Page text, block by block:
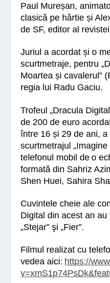
Paul Mureșan,
clasică pe hârtie și
de SF, editor al
Juriul a acordat și o
scurtmetraje, pentru
Moartea și cavalerul”
regia lui Radu Gaciu.
Trofeul „Dracula Digital
de 200 de euro
între 16 și 29 de ani,
scurtmetrajul „Imagine
telefonul mobil de o
formată din Sahriz
Shen Huei, Sahira
Cuvintele cheie ale
Digital din acest an au
„Stejar” şi „Fier”.
Filmul realizat cu
vedea aici: https://